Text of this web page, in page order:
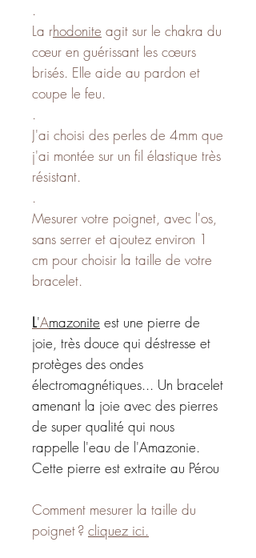
.
La rhodonite agit sur le chakra du
cœur en guérissant les cœurs
brisés. Elle aide au pardon et
coupe le feu.
.
J'ai choisi des perles de 4mm que
j'ai montée sur un fil élastique très
résistant.
.
Mesurer votre poignet, avec l'os,
sans serrer et ajoutez environ 1
cm pour choisir la taille de votre
bracelet.
L'Amazonite est une pierre de
joie, très douce qui déstresse et
protèges des ondes
électromagnétiques... Un bracelet
amenant la joie avec des pierres
de super qualité qui nous
rappelle l'eau de l'Amazonie.
Cette pierre est extraite au Pérou
Comment mesurer la taille du
poignet ? cliquez ici.